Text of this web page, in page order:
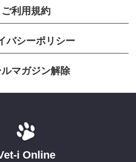
ご利用規約
バシーポリシー
ルマガジン解除
i Online